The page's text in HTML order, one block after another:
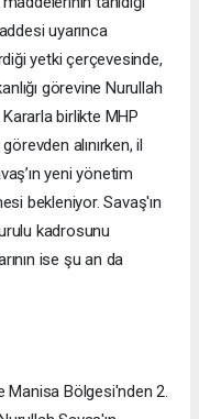
uyarınca
yetki çerçevesinde,
görevine Nurullah
birlikte MHP
alınırken, il
yeni yönetim
bekleniyor. Savaş'ın
kadrosunu
ise şu an da
Manisa Bölgesi'nden 2.